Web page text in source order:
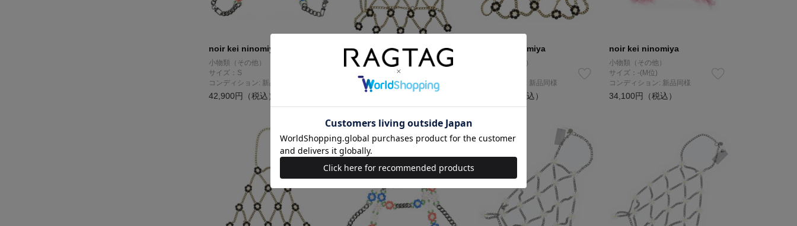
noir kei ninomiya
小物類（その他）
サイズ：S
コンディション: 新品同様
42,900円（税込）
noir kei ninomiya
小物類（その他）
コンディション: 新品同様
noir kei ninomiya
小物類（その他）
コンディション: 新品同様
36,100円（税込）
noir kei ninomiya
小物類（その他）
サイズ：-(M位)
コンディション: 新品同様
34,100円（税込）